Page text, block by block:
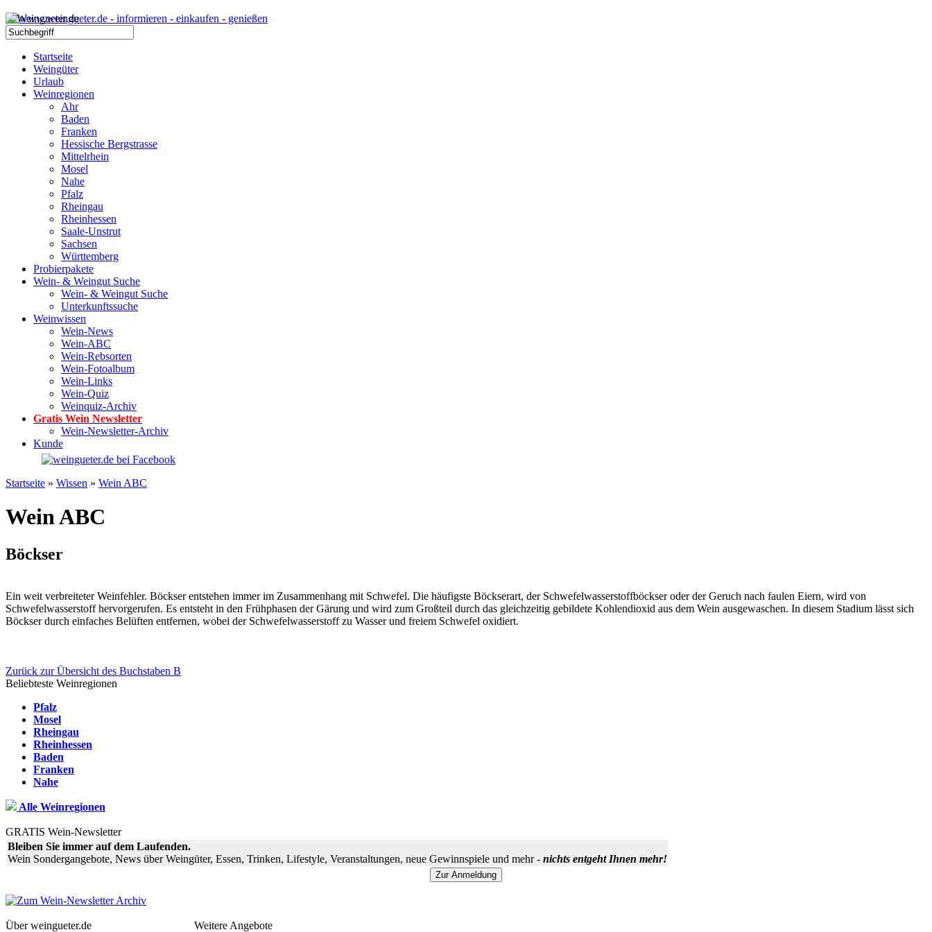
Startseite
Weingüter
Urlaub
Weinregionen
Ahr
Baden
Franken
Hessische Bergstrasse
Mittelrhein
Mosel
Nahe
Pfalz
Rheingau
Rheinhessen
Saale-Unstrut
Sachsen
Württemberg
Probierpakete
Wein- & Weingut Suche
Wein- & Weingut Suche
Unterkunftssuche
Weinwissen
Wein-News
Wein-ABC
Wein-Rebsorten
Wein-Fotoalbum
Wein-Links
Wein-Quiz
Weinquiz-Archiv
Gratis Wein Newsletter
Wein-Newsletter-Archiv
Kunde
Startseite » Wissen » Wein ABC
Wein ABC
Böckser
Ein weit verbreiteter Weinfehler. Böckser entstehen immer im Zusammenhang mit Schwefel. Die häufigste Böckserart, der Schwefelwasserstoffböckser oder der Geruch nach faulen Eiern, wird von
Schwefelwasserstoff hervorgerufen. Es entsteht in den Frühphasen der Gärung und wird zum Großteil durch das gleichzeitig gebildete Kohlendioxid aus dem Wein ausgewaschen. In diesem Stadium lässt sich
Böckser durch einfaches Belüften entfernen, wobei der Schwefelwasserstoff zu Wasser und freiem Schwefel oxidiert.
Zurück zur Übersicht des Buchstaben B
Beliebteste Weinregionen
Pfalz
Mosel
Rheingau
Rheinhessen
Baden
Franken
Nahe
Alle Weinregionen
GRATIS Wein-Newsletter
Bleiben Sie immer auf dem Laufenden.
Wein Sondergangebote, News über Weingüter, Essen, Trinken, Lifestyle, Veranstaltungen, neue Gewinnspiele und mehr - nichts entgeht Ihnen mehr!
Über weingueter.de Weitere Angebote